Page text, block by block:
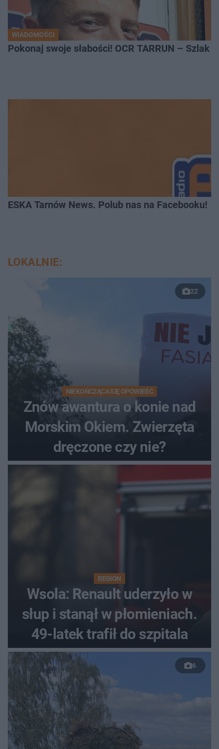
WIADOMOŚCI
Pokonaj swoje słabości! OCR TARRUN – Szlak
ESKA Tarnów News. Polub nas na Facebooku!
LOKALNIE:
22
NIEKOŃCZĄCA SIĘ OPOWIEŚĆ
Znów awantura o konie nad
Morskim Okiem. Zwierzęta
dręczone czy nie?
REGION
Wsola: Renault uderzyło w
słup i stanął w płomieniach.
49-latek trafił do szpitala
6